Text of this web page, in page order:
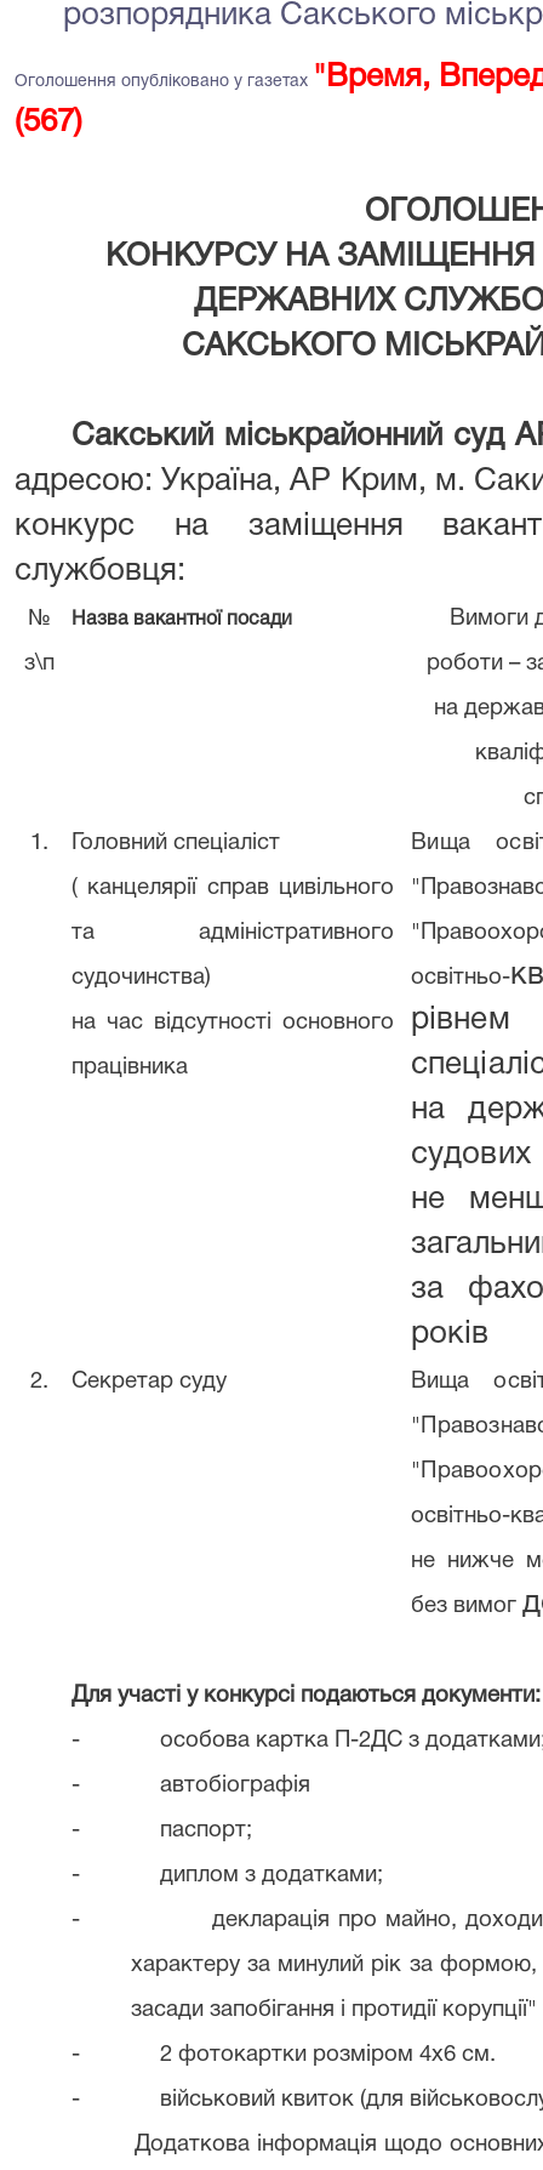
розпорядника Сакського
Оголошення опубліковано у газетах "Время,
(567)
КОНКУРСУ НА
ДЕРЖАВНИХ
САКСЬКОГО
Сакський міськрайонний суд
адресою: Україна, АР Крим, м.
конкурс на заміщення
службовця:
№
з\п
Назва вакантної посади Вимоги
роботи –
на
1. Головний спеціаліст
( канцелярії справ цивільного
та адміністративного
судочинства)
на час відсутності основного
працівника
Вища
освітньо-
на
не
за
років
2. Секретар суду Вища
освітньо-
не нижче
без вимог
Для участі у конкурсі подаються документи:
- особова картка П-2ДС з
- автобіографія
- паспорт;
- диплом з додатками;
- декларація про майно,
характеру за минулий рік за
засади запобігання і протидії
- 2 фотокартки розміром 4х6 см.
- військовий квиток (для
Додаткова інформація щодо